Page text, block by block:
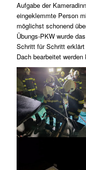
Aufgabe der
eingeklemmte Person
möglichst schonend
Übungs-PKW wurde
Schritt für Schritt
Dach bearbeitet werden